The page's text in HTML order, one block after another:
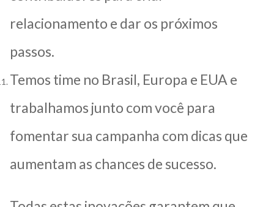
relacionamento e dar os próximos
passos.
Temos time no Brasil, Europa e EUA e
trabalhamos junto com você para
fomentar sua campanha com dicas que
aumentam as chances de sucesso.